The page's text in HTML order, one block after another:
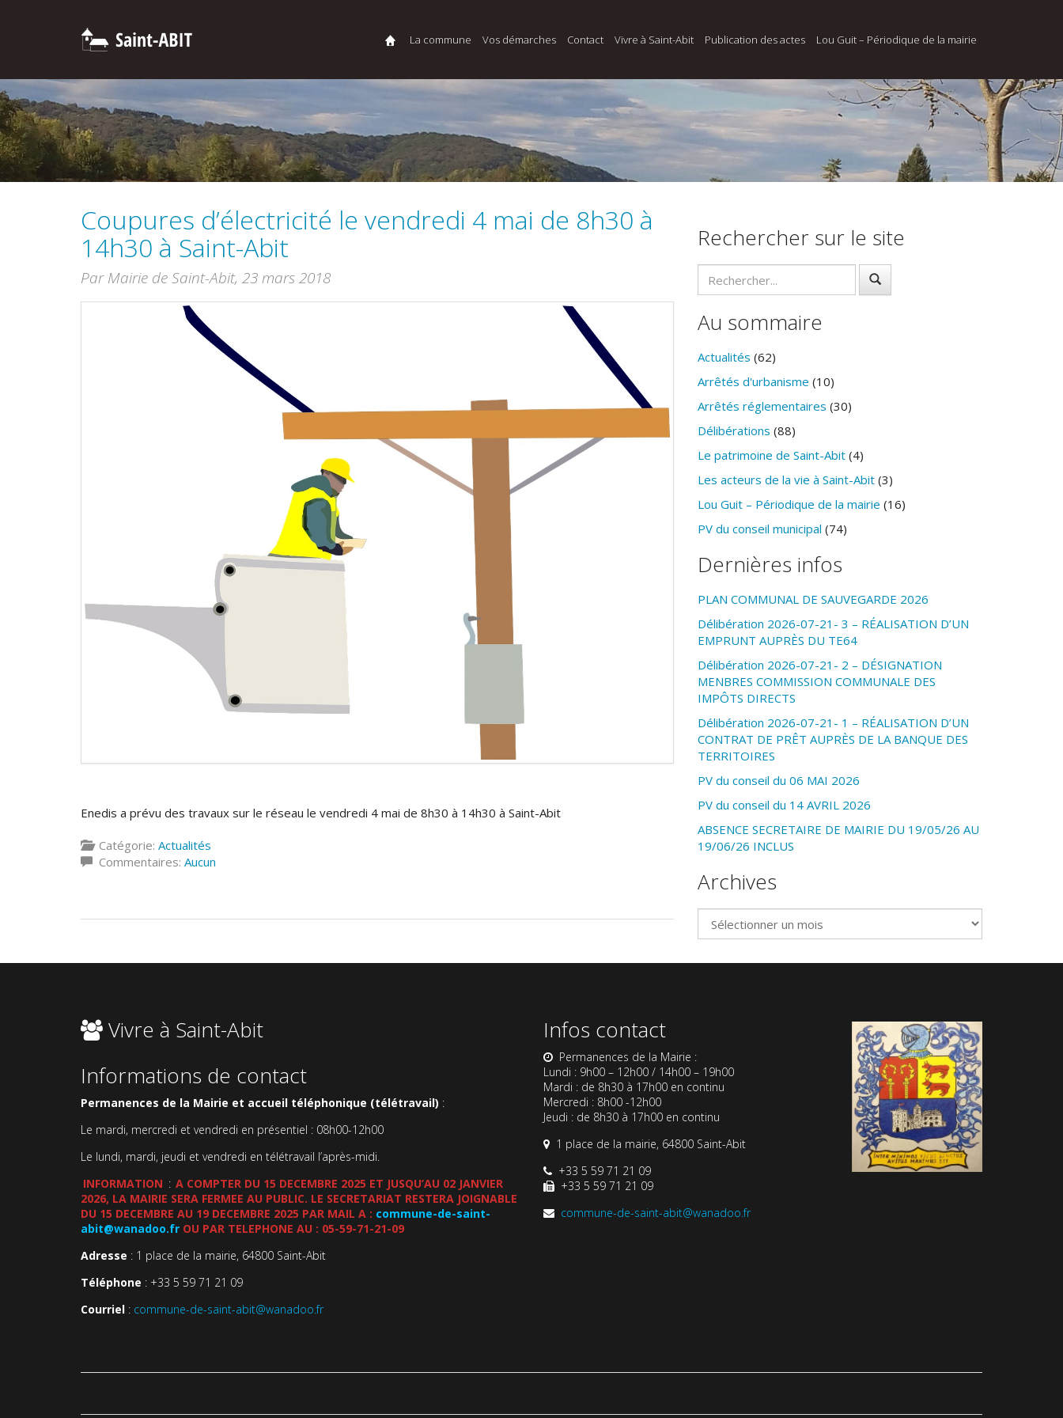
La commune Vos démarches Contact Vivre à Saint-Abit Publication des actes Lou Guit – Périodique de la mairie
Coupures d’électricité le vendredi 4 mai de 8h30 à
14h30 à Saint-Abit
Par Mairie de Saint-Abit, 23 mars 2018
Enedis a prévu des travaux sur le réseau le vendredi 4 mai de 8h30 à 14h30 à Saint-Abit
Catégorie: Actualités
Commentaires: Aucun
Rechercher sur le site
Au sommaire
Actualités (62)
Arrêtés d'urbanisme (10)
Arrêtés réglementaires (30)
Délibérations (88)
Le patrimoine de Saint-Abit (4)
Les acteurs de la vie à Saint-Abit (3)
Lou Guit – Périodique de la mairie (16)
PV du conseil municipal (74)
Dernières infos
PLAN COMMUNAL DE SAUVEGARDE 2026
Délibération 2026-07-21- 3 – RÉALISATION D’UN
EMPRUNT AUPRÈS DU TE64
Délibération 2026-07-21- 2 – DÉSIGNATION
MENBRES COMMISSION COMMUNALE DES
IMPÔTS DIRECTS
Délibération 2026-07-21- 1 – RÉALISATION D’UN
CONTRAT DE PRÊT AUPRÈS DE LA BANQUE DES
TERRITOIRES
PV du conseil du 06 MAI 2026
PV du conseil du 14 AVRIL 2026
ABSENCE SECRETAIRE DE MAIRIE DU 19/05/26 AU
19/06/26 INCLUS
Archives
Archives
Vivre à Saint-Abit
Informations de contact
Permanences de la Mairie et accueil téléphonique (télétravail) :
Le mardi, mercredi et vendredi en présentiel : 08h00-12h00
Le lundi, mardi, jeudi et vendredi en télétravail l’après-midi.
INFORMATION : A COMPTER DU 15 DECEMBRE 2025 ET JUSQU’AU 02 JANVIER
2026, LA MAIRIE SERA FERMEE AU PUBLIC. LE SECRETARIAT RESTERA JOIGNABLE
DU 15 DECEMBRE AU 19 DECEMBRE 2025 PAR MAIL A : commune-de-saint-
abit@wanadoo.fr OU PAR TELEPHONE AU : 05-59-71-21-09
Adresse : 1 place de la mairie, 64800 Saint-Abit
Téléphone : +33 5 59 71 21 09
Courriel : commune-de-saint-abit@wanadoo.fr
Infos contact
Permanences de la Mairie :
Lundi : 9h00 – 12h00 / 14h00 – 19h00
Mardi : de 8h30 à 17h00 en continu
Mercredi : 8h00 -12h00
Jeudi : de 8h30 à 17h00 en continu
1 place de la mairie, 64800 Saint-Abit
+33 5 59 71 21 09
+33 5 59 71 21 09
commune-de-saint-abit@wanadoo.fr